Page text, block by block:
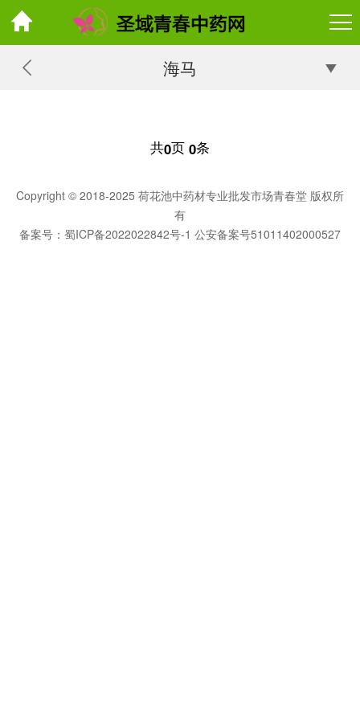
海马
共0页 0条
Copyright © 2018-2025 荷花池中药材专业批发市场青春堂 版权所
有
备案号： 蜀ICP备2022022842号-1 公安备案号51011402000527